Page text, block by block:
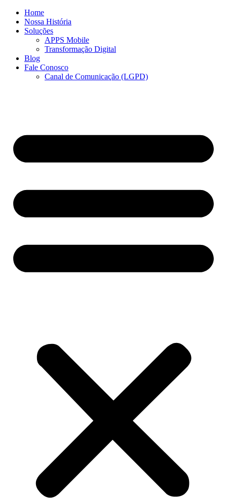
para
Home
Nossa História
Soluções
APPS Mobile
Transformação Digital
Blog
Fale Conosco
Canal de Comunicação (LGPD)